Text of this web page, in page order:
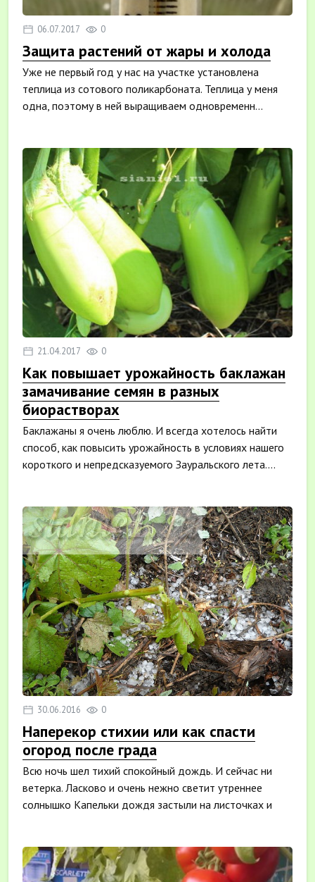
06.07.2017 0
Защита растений от жары и холода
Уже не первый год у нас на участке установлена
теплица из сотового поликарбоната. Теплица у меня
одна, поэтому в ней выращиваем одновременн...
21.04.2017 0
Как повышает урожайность баклажан
замачивание семян в разных
биорастворах
Баклажаны я очень люблю. И всегда хотелось найти
способ, как повысить урожайность в условиях нашего
короткого и непредсказуемого Зауральского лета....
30.06.2016 0
Наперекор стихии или как спасти
огород после града
Всю ночь шел тихий спокойный дождь. И сейчас ни
ветерка. Ласково и очень нежно светит утреннее
солнышко Капельки дождя застыли на листочках и